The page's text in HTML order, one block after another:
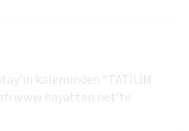
kaleminden “TATİLİM
www.hayattan.net’te